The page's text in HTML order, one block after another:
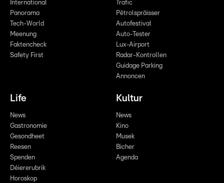
International
Panorama
Tech-World
Meenung
Faktencheck
Safety First
Trafic
Pëtrolspräisser
Autofestival
Auto-Tester
Lux-Airport
Radar-Kontrollen
Guidage Parking
Annoncen
Life
News
Gastronomie
Gesondheet
Reesen
Spenden
Déiererubrik
Horoskop
Kultur
News
Kino
Musek
Bicher
Agenda